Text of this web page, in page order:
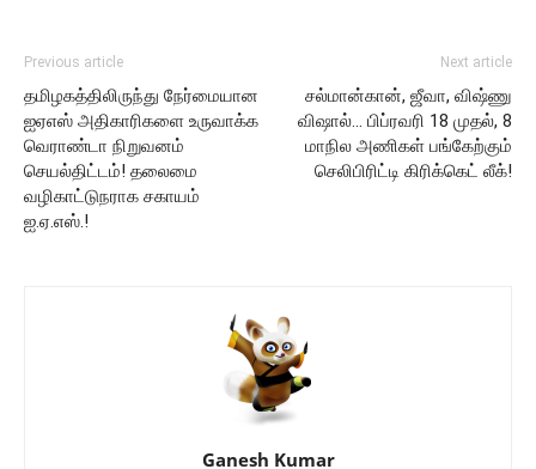
Previous article
தமிழகத்திலிருந்து நேர்மையான
ஐஏஎஸ் அதிகாரிகளை உருவாக்க
வெராண்டா நிறுவனம்
செயல்திட்டம்! தலைமை
வழிகாட்டுநராக சகாயம்
ஐ.ஏ.எஸ்.!
Next article
சல்மான்கான், ஜீவா, விஷ்ணு
விஷால்… பிப்ரவரி 18 முதல், 8
மாநில அணிகள் பங்கேற்கும்
செலிபிரிட்டி கிரிக்கெட் லீக்!
Ganesh Kumar